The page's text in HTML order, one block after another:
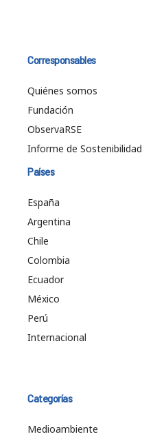
Corresponsables
Quiénes somos
Fundación
ObservaRSE
Informe de Sostenibilidad
Países
España
Argentina
Chile
Colombia
Ecuador
México
Perú
Internacional
Categorías
Medioambiente